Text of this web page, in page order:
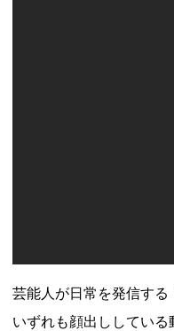
芸能人が日常を発信する
いずれも顔出ししている